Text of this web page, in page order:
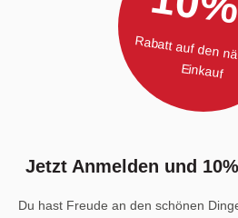
Rabatt auf den
Einkauf
Jetzt Anmelden und
Du hast Freude an den schönen